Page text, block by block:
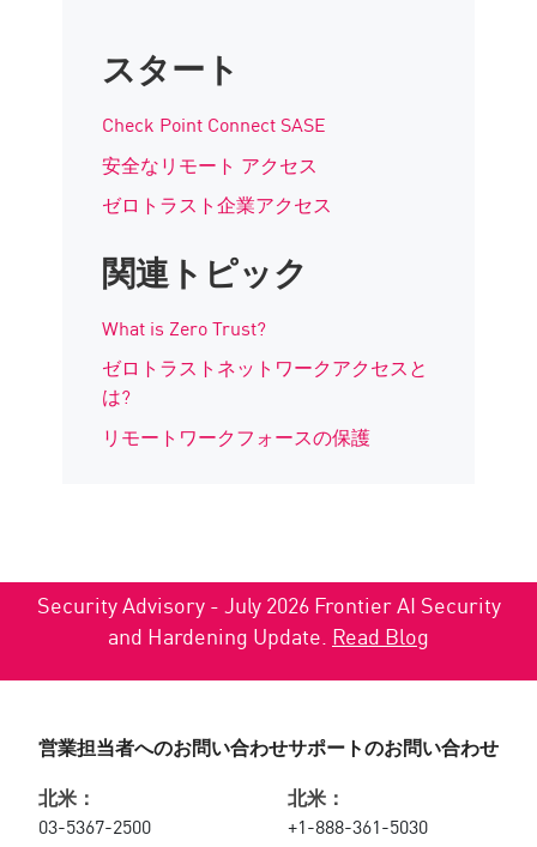
スタート
Check Point Connect SASE
安全なリモート アクセス
ゼロトラスト企業アクセス
関連トピック
What is Zero Trust?
ゼロトラストネットワークアクセスと
は?
リモートワークフォースの保護
Security Advisory - July 2026 Frontier AI Security
and Hardening Update. Read Blog
営業担当者へのお問い合わせ
北米：
03-5367-2500
サポートのお問い合わせ
北米：
+1-888-361-5030